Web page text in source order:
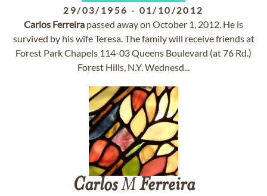
29/03/1956 - 01/10/2012
Carlos Ferreira passed away on October 1, 2012. He is
survived by his wife Teresa. The family will receive friends at
Forest Park Chapels 114-03 Queens Boulevard (at 76 Rd.)
Forest Hills, N.Y. Wednesd...
CarlosM Ferreira